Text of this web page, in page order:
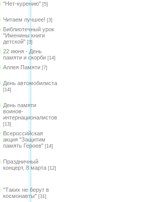
"Нет-курению" [5]
Читаем лучшее! [3]
Библиотечный урок
"Именины книги
детской" [3]
22 июня - День
памяти и скорби [14]
Аллея Памяти [7]
День автомобилиста
[14]
День памяти
воинов-
интернационалистов
[13]
Всероссийская
акция "Защитим
память Героев" [14]
Праздничный
концерт, 8 марта [12]
"Таких не берут в
космонавты" [31]